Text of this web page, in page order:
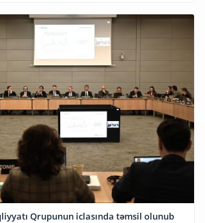
Qrupunun iclasında təmsil olunub